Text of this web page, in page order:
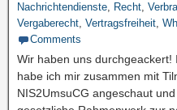
Nachrichtendienste, Recht,
Vergaberecht, Vertragsfreiheit,
Comments
Wir haben uns
habe ich mir zusammen mit
NIS2UmsuCG angeschaut